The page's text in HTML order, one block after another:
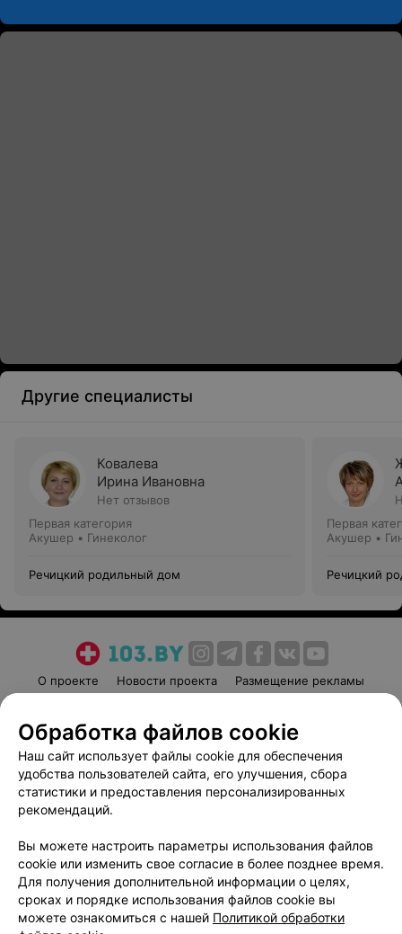
Другие специалисты
Ковалева
Ирина Ивановна
Нет отзывов
Первая категория
Акушер • Гинеколог
Речицкий родильный дом
Первая
Акушер •
Речицкий
О проекте Новости проекта
Размещение рекламы
Пользовательское соглашение
Способы оплаты
Вакансии
Партнеры
Написать руководителю 103.by
Обработка персональных данных
Обработка файлов cookie
Наш сайт использует файлы cookie для обеспечения
удобства пользователей сайта, его улучшения, сбора
статистики и предоставления персонализированных
рекомендаций.
Вы можете настроить параметры использования файлов
cookie или изменить свое согласие в более позднее время.
Для получения дополнительной информации о целях,
сроках и порядке использования файлов cookie вы
можете ознакомиться с нашей Политикой обработки